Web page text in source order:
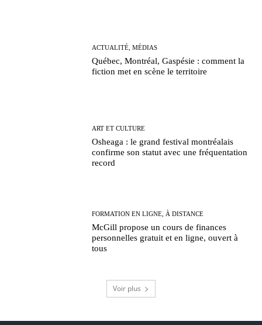
ACTUALITÉ, MÉDIAS
Québec, Montréal, Gaspésie : comment la
fiction met en scène le territoire
ART ET CULTURE
Osheaga : le grand festival montréalais
confirme son statut avec une fréquentation
record
FORMATION EN LIGNE, À DISTANCE
McGill propose un cours de finances
personnelles gratuit et en ligne, ouvert à
tous
Voir plus